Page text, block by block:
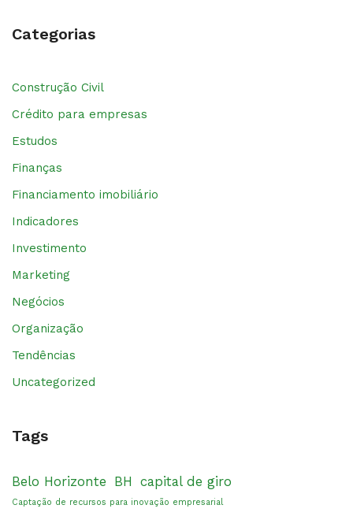
Categorias
Construção Civil
Crédito para empresas
Estudos
Finanças
Financiamento imobiliário
Indicadores
Investimento
Marketing
Negócios
Organização
Tendências
Uncategorized
Tags
Belo Horizonte BH capital de giro
Captação de recursos para inovação empresarial